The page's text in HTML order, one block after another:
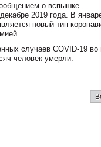
о вспышке
2019 года. В
новый тип
случаев COVID-19
человек умерли.